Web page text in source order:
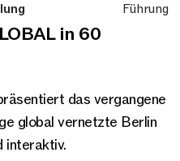
Führung
in 60
das vergangene
global vernetzte Berlin
interaktiv.